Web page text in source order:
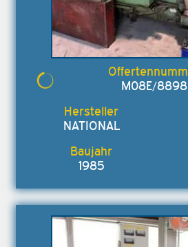
M08E/8898
NATIONAL
1985